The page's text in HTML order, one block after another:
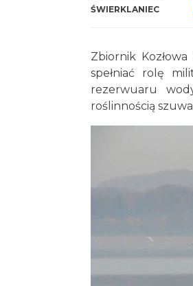
ŚWIERKLANIEC
Zbiornik
spełniać rolę
rezerwuaru
roślinnością